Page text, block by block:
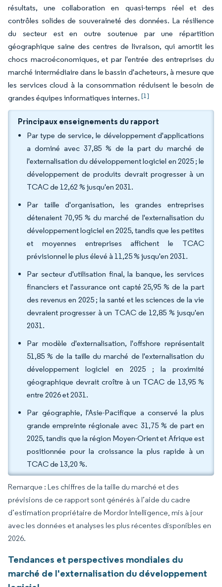
résultats, une collaboration en quasi-temps réel et des
contrôles solides de souveraineté des données. La résilience
du secteur est en outre soutenue par une répartition
géographique saine des centres de livraison, qui amortit les
chocs macroéconomiques, et par l'entrée des entreprises du
marché intermédiaire dans le bassin d'acheteurs, à mesure que
les services cloud à la consommation réduisent le besoin de
grandes équipes informatiques internes. [1]
Principaux enseignements du rapport
Par type de service, le développement d'applications
a dominé avec 37,85 % de la part du marché de
l'externalisation du développement logiciel en 2025 ; le
développement de produits devrait progresser à un
TCAC de 12,62 % jusqu'en 2031.
Par taille d'organisation, les grandes entreprises
détenaient 70,95 % du marché de l'externalisation du
développement logiciel en 2025, tandis que les petites
et moyennes entreprises affichent le TCAC
prévisionnel le plus élevé à 11,25 % jusqu'en 2031.
Par secteur d'utilisation final, la banque, les services
financiers et l'assurance ont capté 25,95 % de la part
des revenus en 2025 ; la santé et les sciences de la vie
devraient progresser à un TCAC de 12,85 % jusqu'en
2031.
Par modèle d'externalisation, l'offshore représentait
51,85 % de la taille du marché de l'externalisation du
développement logiciel en 2025 ; la proximité
géographique devrait croître à un TCAC de 13,95 %
entre 2026 et 2031.
Par géographie, l'Asie-Pacifique a conservé la plus
grande empreinte régionale avec 31,75 % de part en
2025, tandis que la région Moyen-Orient et Afrique est
positionnée pour la croissance la plus rapide à un
TCAC de 13,20 %.
Remarque : Les chiffres de la taille du marché et des
prévisions de ce rapport sont générés à l’aide du cadre
d’estimation propriétaire de Mordor Intelligence, mis à jour
avec les données et analyses les plus récentes disponibles en
2026.
Tendances et perspectives mondiales du
marché de l'externalisation du développement